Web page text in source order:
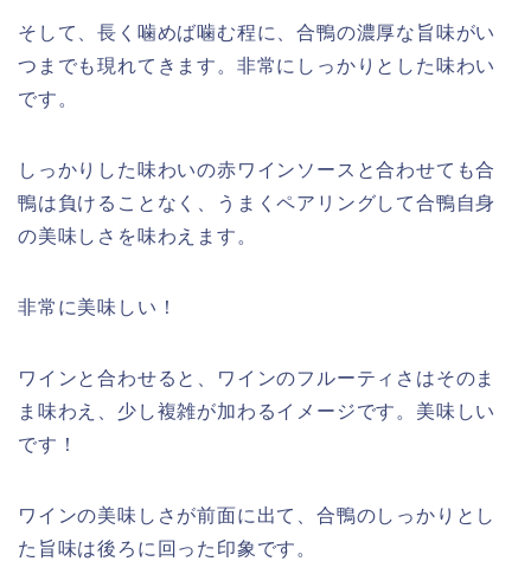
そして、長く噛めば噛む程に、合鴨の濃厚な旨味がい
つまでも現れてきます。非常にしっかりとした味わい
です。
しっかりした味わいの赤ワインソースと合わせても合
鴨は負けることなく、うまくペアリングして合鴨自身
の美味しさを味わえます。
非常に美味しい！
ワインと合わせると、ワインのフルーティさはそのま
ま味わえ、少し複雑が加わるイメージです。美味しい
です！
ワインの美味しさが前面に出て、合鴨のしっかりとし
た旨味は後ろに回った印象です。